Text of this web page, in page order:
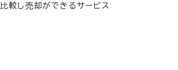
比較し売却ができるサービス